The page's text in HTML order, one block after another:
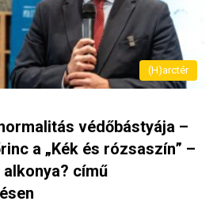
(H)arctér
védőbástyája –
a „Kék és rózsaszín” –
című